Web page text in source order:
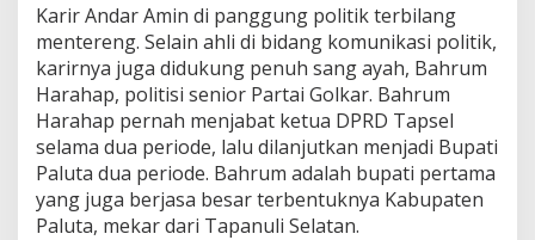
Karir Andar Amin di panggung politik terbilang
mentereng. Selain ahli di bidang komunikasi politik,
karirnya juga didukung penuh sang ayah, Bahrum
Harahap, politisi senior Partai Golkar. Bahrum
Harahap pernah menjabat ketua DPRD Tapsel
selama dua periode, lalu dilanjutkan menjadi Bupati
Paluta dua periode. Bahrum adalah bupati pertama
yang juga berjasa besar terbentuknya Kabupaten
Paluta, mekar dari Tapanuli Selatan.